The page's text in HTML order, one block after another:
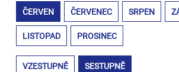
ČERVEN ČERVENEC SRPEN
LISTOPAD PROSINEC
VZESTUPNĚ SESTUPNĚ